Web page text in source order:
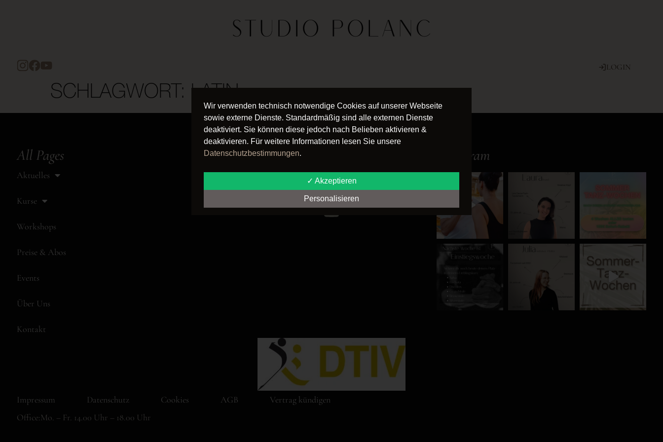
LOGIN
SCHLAGWORT: LATIN
All Pages
Aktuelles
Kurse
Workshops
Preise & Abos
Events
Über Uns
Kontakt
Follow us Instagram
Impressum Datenschutz Cookies AGB
Vertrag kündigen
Office:Mo. – Fr. 14.00 Uhr – 18.00 Uhr
Wir verwenden technisch notwendige Cookies auf unserer Webseite
sowie externe Dienste. Standardmäßig sind alle externen Dienste
deaktiviert. Sie können diese jedoch nach Belieben aktivieren &
deaktivieren. Für weitere Informationen lesen Sie unsere
Datenschutzbestimmungen.
✓ Akzeptieren
Personalisieren